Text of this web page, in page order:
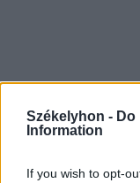
Székelyhon - Do
Information
If you wish to opt-